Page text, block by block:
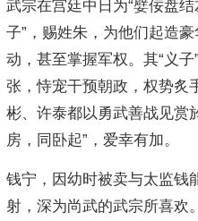
武宗在宫廷中日为“嬖佞盘
子”，赐姓朱，为他们起造
动，甚至掌握军权。其“义
张，恃宠干预朝政，权势炙
彬、许泰都以勇武善战见赏
房，同卧起”，爱幸有加。
钱宁，因幼时被卖与太监钱
射，深为尚武的武宗所喜欢